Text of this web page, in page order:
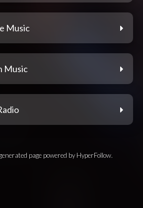
Music
Music
page powered by HyperFollow.